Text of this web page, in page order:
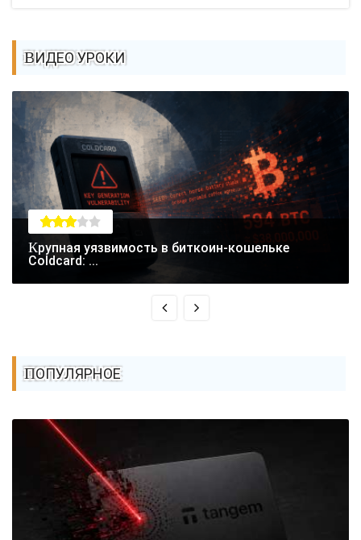
ВИДЕО УРОКИ
Крупная уязвимость в биткоин-кошельке
Coldcard: ...
ПОПУЛЯРНОЕ